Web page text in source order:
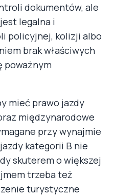
dokumentów, ale
legalna i
policyjnej, kolizji albo
brak właściwych
poważnym
mieć prawo jazdy
międzynarodowe
przy wynajmie
kategorii B nie
skuterem o większej
trzeba też
turystyczne